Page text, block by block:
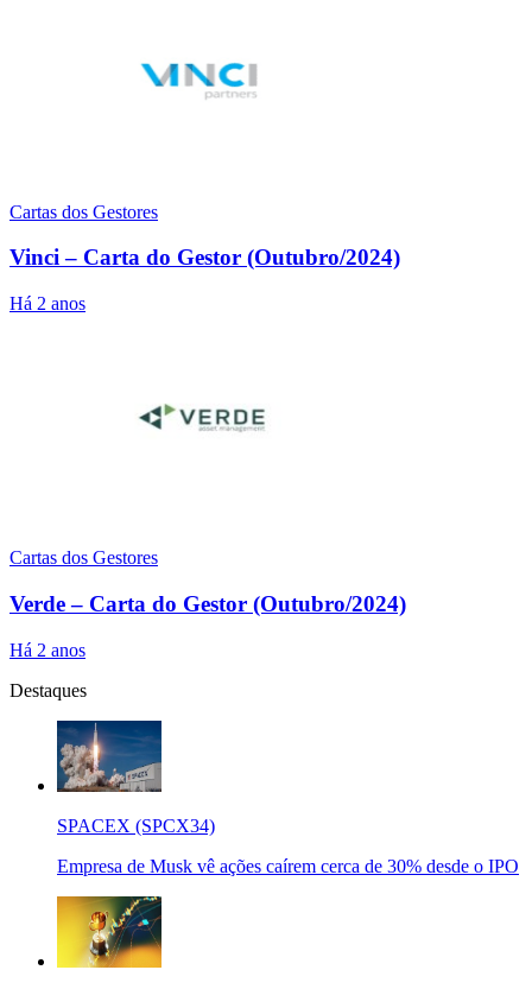
Cartas dos Gestores
Vinci – Carta do Gestor (Outubro/2024)
Há 2 anos
Cartas dos Gestores
Verde – Carta do Gestor (Outubro/2024)
Há 2 anos
Destaques
SPACEX (SPCX34)
Empresa de Musk vê ações caírem cerca de 30% desde o IPO